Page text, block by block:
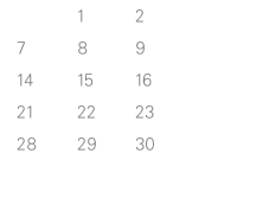
1
2
7 8
9
14 15
16
21 22
23
28 29
30